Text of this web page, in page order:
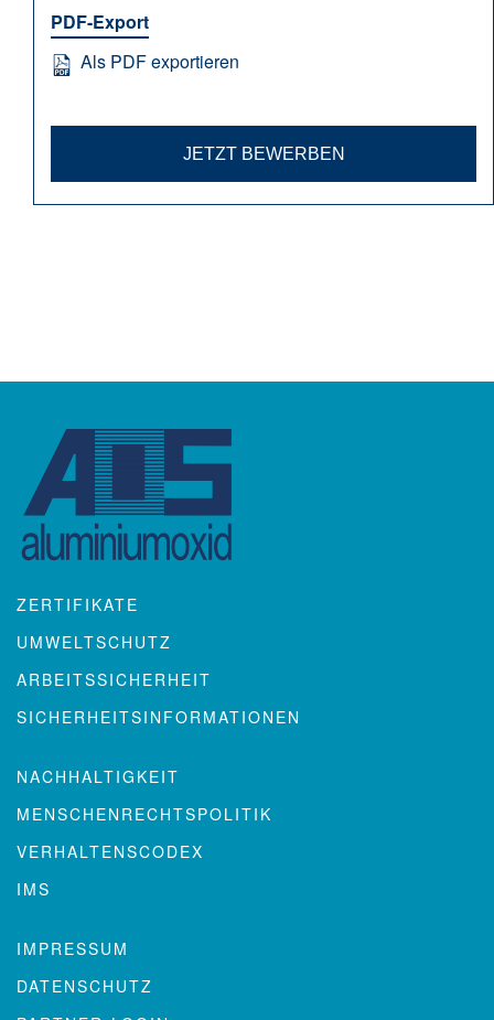
PDF-Export
Als PDF exportieren
JETZT BEWERBEN
ZERTIFIKATE
UMWELTSCHUTZ
ARBEITSSICHERHEIT
SICHERHEITSINFORMATIONEN
NACHHALTIGKEIT
MENSCHENRECHTSPOLITIK
VERHALTENSCODEX
IMS
IMPRESSUM
DATENSCHUTZ